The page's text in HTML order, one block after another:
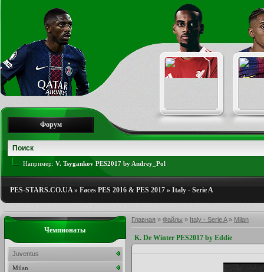
Форум
Например: V. Tsygankov PES2017 by Andrey_Pol
PES-STARS.CO.UA» Faces PES 2016 & PES 2017 » Italy - Serie A
Главная » Файлы » Italy - Serie A» Milan
K. De Winter PES2017 by Eddie
Чемпионаты
Juventus
Milan